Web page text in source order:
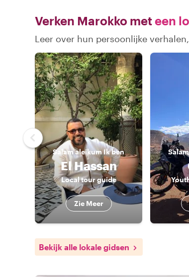
Verken Marokko meteen
Leer over hun persoonlijke
Salam aleikumIk ben
El Hassan
Local tour guide
Zie Meer
Bekijk alle lokale gidsen